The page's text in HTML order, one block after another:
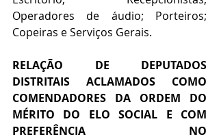
Operadores de áudio; Porteiros;
Copeiras e Serviços Gerais.
RELAÇÃO DE DEPUTADOS
DISTRITAIS ACLAMADOS COMO
COMENDADORES DA ORDEM DO
MÉRITO DO ELO SOCIAL E COM
PREFERÊNCIA NO